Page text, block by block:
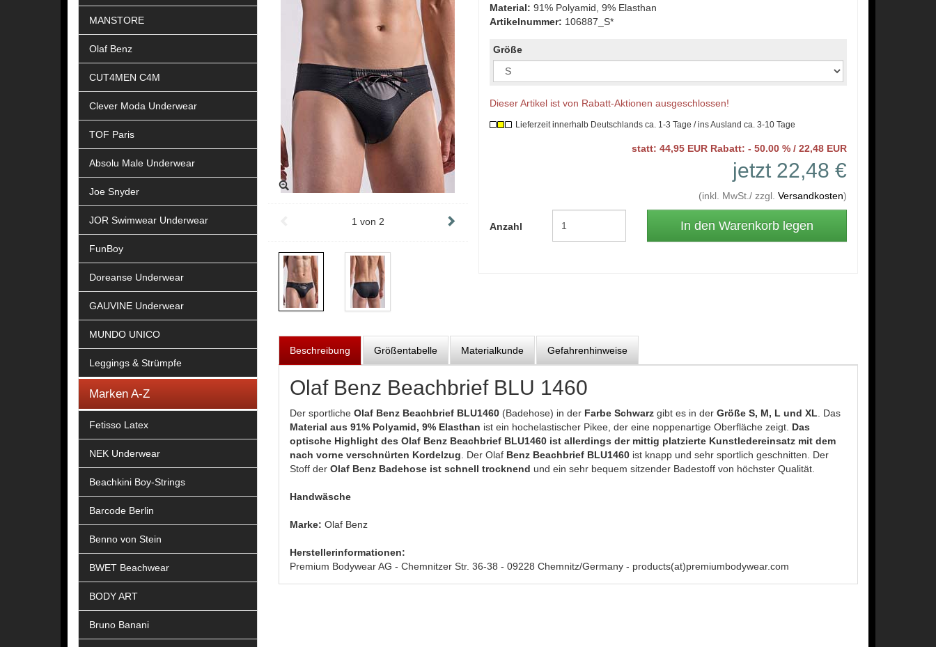
MANSTORE
Olaf Benz
CUT4MEN C4M
Clever Moda Underwear
TOF Paris
Absolu Male Underwear
Joe Snyder
JOR Swimwear Underwear
FunBoy
Doreanse Underwear
GAUVINE Underwear
MUNDO UNICO
Leggings & Strümpfe
Marken A-Z
Fetisso Latex
NEK Underwear
Beachkini Boy-Strings
Barcode Berlin
Benno von Stein
BWET Beachwear
BODY ART
Bruno Banani
1 von 2
Material: 91% Polyamid, 9% Elasthan
Artikelnummer: 106887_S*
Größe
Dieser Artikel ist von Rabatt-Aktionen ausgeschlossen!
Lieferzeit innerhalb Deutschlands ca. 1-3 Tage / ins Ausland ca. 3-10 Tage
statt: 44,95 EUR Rabatt: - 50.00 % / 22,48 EUR
jetzt 22,48 €
(inkl. MwSt./ zzgl. Versandkosten)
Anzahl
Beschreibung Größentabelle Materialkunde Gefahrenhinweise
Olaf Benz Beachbrief BLU 1460
Der sportliche Olaf Benz Beachbrief BLU1460(Badehose) in der Farbe Schwarzgibt es in der Größe S, M, L und XL . Das
Material aus 91% Polyamid, 9% Elasthan ist ein hochelastischer Pikee, der eine noppenartige Oberfläche zeigt. Das
optische Highlight des Olaf Benz Beachbrief BLU1460 ist allerdings der mittig platzierte Kunstledereinsatz mit dem
nach vorne verschnürten Kordelzug . Der Olaf Benz Beachbrief BLU1460ist knapp und sehr sportlich geschnitten. Der
Stoff der Olaf Benz Badehose ist schnell trocknend und ein sehr bequem sitzender Badestoff von höchster Qualität.
Handwäsche
Marke: Olaf Benz
Herstellerinformationen:
Premium Bodywear AG - Chemnitzer Str. 36-38 - 09228 Chemnitz/Germany - products(at)premiumbodywear.com